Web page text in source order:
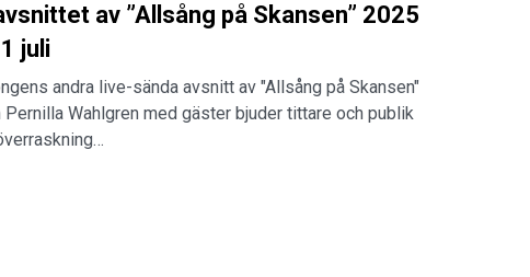
av ”Allsång på Skansen” 2025
juli
andra live-sända avsnitt av "Allsång på Skansen"
Wahlgren med gäster bjuder tittare och publik